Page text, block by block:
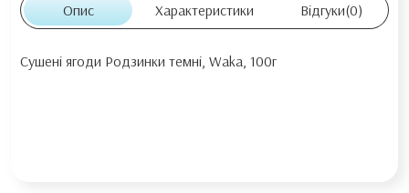
Опис Характеристики Відгуки(0)
Сушені ягоди Родзинки темні, Waka, 100г